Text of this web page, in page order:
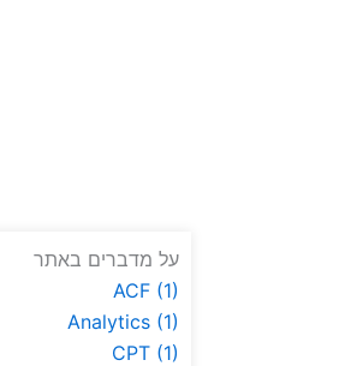
על מדברים באתר
ACF (1)
Analytics (1)
CPT (1)